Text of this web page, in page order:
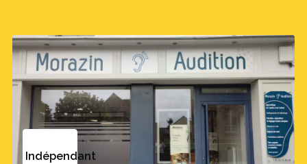
Indépendant